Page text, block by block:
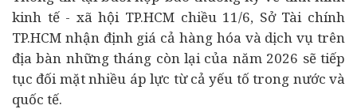
kinh tế- xã hội TP.HCM chiều 11/6, Sở Tài chính
TP.HCM nhận định giá cả hàng hóa và dịch vụ trên
địa bàn những tháng còn lại của năm 2026 sẽ tiếp
tục đối mặt nhiều áp lực từ cả yếu tố trong nước và
quốc tế.